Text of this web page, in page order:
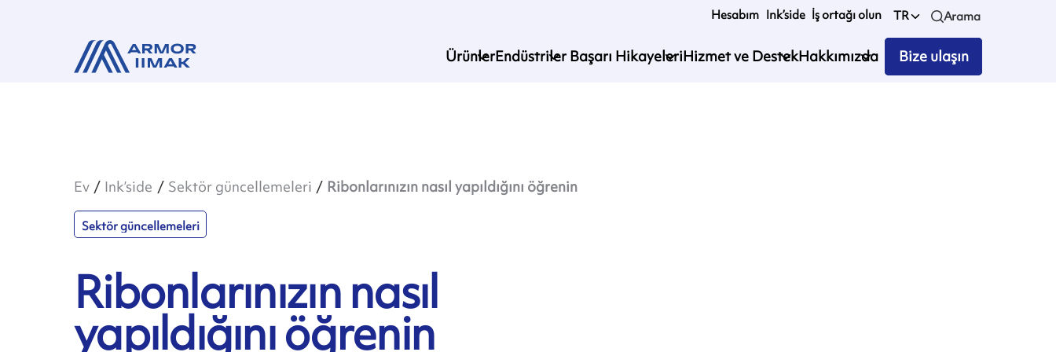
Hesabım Ink’side İş ortağı olun TR Arama
ÜrünlerEndüstrilerBaşarı HikayeleriHizmet ve DestekHakkımızda Bize ulaşın
Ev Ink’side Sektör güncellemeleri Ribonlarınızın nasıl yapıldığını öğrenin
Sektör güncellemeleri
Ribonlarınızın nasıl
yapıldığını öğrenin